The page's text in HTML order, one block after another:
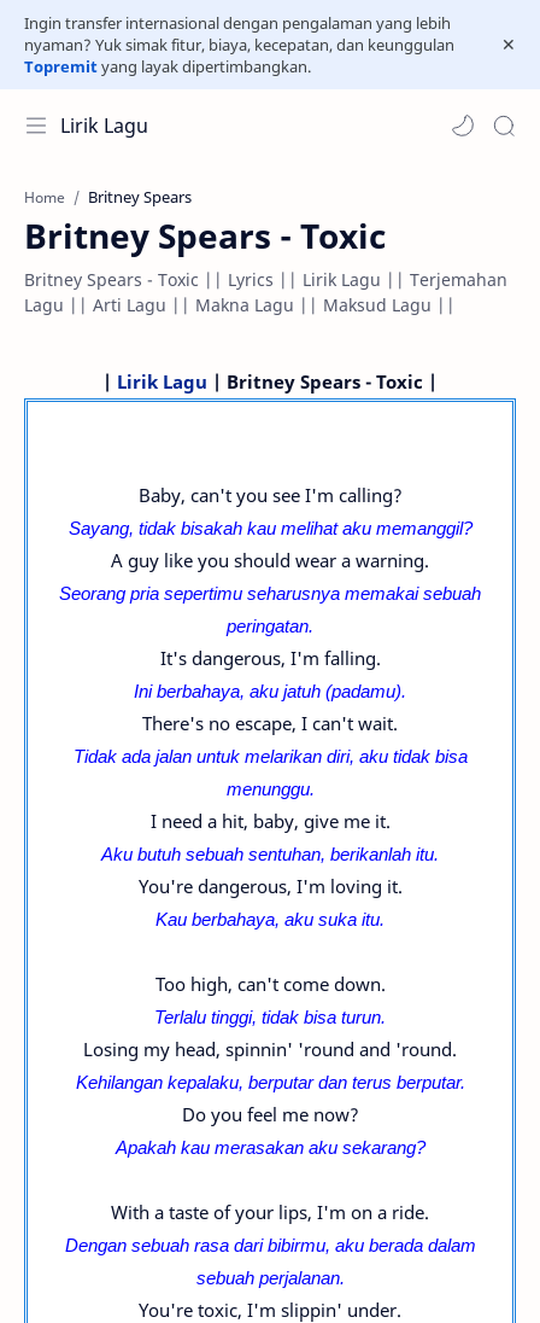
Ingin transfer internasional dengan pengalaman yang lebih
nyaman? Yuk simak fitur, biaya, kecepatan, dan keunggulan
Topremityang layak dipertimbangkan.
Lirik Lagu
Home Britney Spears
Britney Spears - Toxic
Britney Spears - Toxic || Lyrics || Lirik Lagu || Terjemahan
Lagu || Arti Lagu || Makna Lagu || Maksud Lagu ||
| Lirik Lagu | Britney Spears - Toxic |
Baby, can't you see I'm calling?
Sayang, tidak bisakah kau melihat aku memanggil?
A guy like you should wear a warning.
Seorang pria sepertimu seharusnya memakai sebuah
peringatan.
It's dangerous, I'm falling.
Ini berbahaya, aku jatuh (padamu).
There's no escape, I can't wait.
Tidak ada jalan untuk melarikan diri, aku tidak bisa
menunggu.
I need a hit, baby, give me it.
Aku butuh sebuah sentuhan, berikanlah itu.
You're dangerous, I'm loving it.
Kau berbahaya, aku suka itu.
Too high, can't come down.
Terlalu tinggi, tidak bisa turun.
Losing my head, spinnin' 'round and 'round.
Kehilangan kepalaku, berputar dan terus berputar.
Do you feel me now?
Apakah kau merasakan aku sekarang?
With a taste of your lips, I'm on a ride.
Dengan sebuah rasa dari bibirmu, aku berada dalam
sebuah perjalanan.
You're toxic, I'm slippin' under.